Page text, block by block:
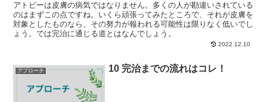
アトピーは皮膚の病気ではなりません。多くの人が勘違いされている
のはまずこの点ですね。いくら頑張ってみたところで、それが皮膚を
対象としたものなら、その努力が報われる可能性は限りなく低いでし
ょう。では完治に通じる道とはなんでしょう。
2022.12.10
アプローチ 10 完治までの流れはコレ！